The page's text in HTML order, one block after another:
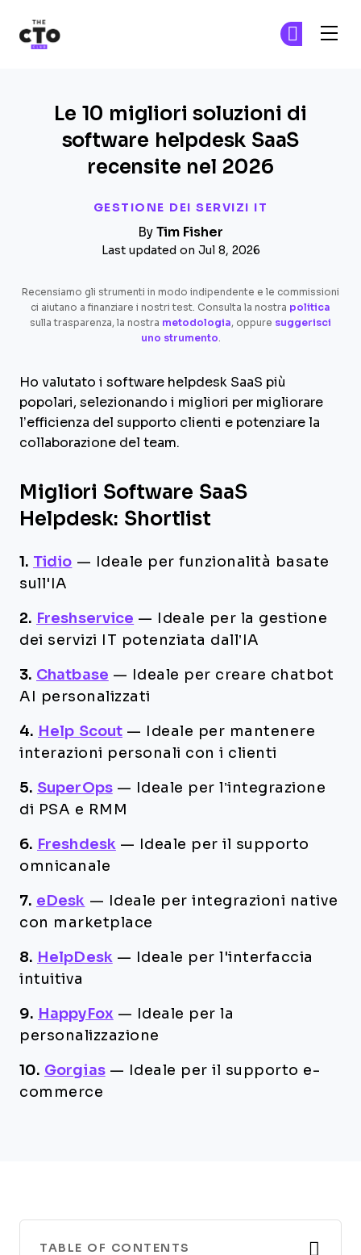
GESTIONE DEI SERVIZI IT
Le 10 migliori soluzioni di
software helpdesk SaaS
recensite nel 2026
By Tim Fisher
Last updated on Jul 8, 2026
Recensiamo gli strumenti in modo indipendente e le commissioni
ci aiutano a finanziare i nostri test. Consulta la nostra politica
sulla trasparenza, la nostra metodologia, oppure suggerisci
uno strumento.
Ho valutato i software helpdesk SaaS più
popolari, selezionando i migliori per migliorare
l’efficienza del supporto clienti e potenziare la
collaborazione del team.
Migliori Software SaaS
Helpdesk: Shortlist
1. Tidio —
Ideale per funzionalità basate
sull'IA
2. Freshservice —
Ideale per la gestione
dei servizi IT potenziata dall’IA
3. Chatbase —
Ideale per creare chatbot
AI personalizzati
4. Help Scout —
Ideale per mantenere
interazioni personali con i clienti
5. SuperOps —
Ideale per l’integrazione
di PSA e RMM
6. Freshdesk —
Ideale per il supporto
omnicanale
7. eDesk —
Ideale per integrazioni native
con marketplace
8. HelpDesk —
Ideale per l'interfaccia
intuitiva
9. HappyFox —
Ideale per la
personalizzazione
10. Gorgias —
Ideale per il supporto e-
commerce
TABLE OF CONTENTS